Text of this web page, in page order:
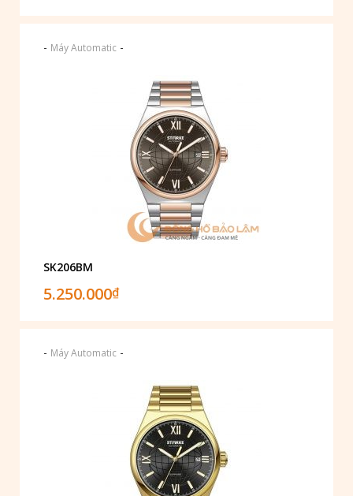
- Máy Automatic -
SK206BM
5.250.000₫
- Máy Automatic -